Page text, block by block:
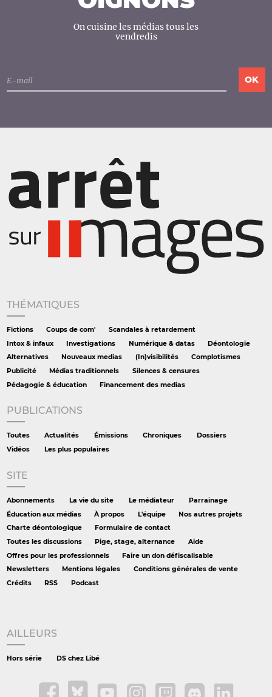
On cuisine les médias tous les
vendredis
THÉMATIQUES
Fictions Coups de com'
Scandales à retardement
Intox & infaux
Investigations Numérique & datas
Déontologie
Alternatives
Nouveaux medias (In)visibilités
Complotismes
Publicité
Médias traditionnels
Silences & censures
Pédagogie & éducation
Financement des medias
PUBLICATIONS
Toutes Actualités Émissions Chroniques
Dossiers
Vidéos
Les plus populaires
SITE
Abonnements La vie du site Le médiateur
Parrainage
Éducation aux médias
À propos L'équipe
Nos autres projets
Charte déontologique
Formulaire de contact
Toutes les discussions
Pige, stage, alternance
Aide
Offres pour les professionnels
Faire un don défiscalisable
Newsletters
Mentions légales
Conditions générales de vente
Crédits
RSS Podcast
AILLEURS
Hors série DS chez Libé